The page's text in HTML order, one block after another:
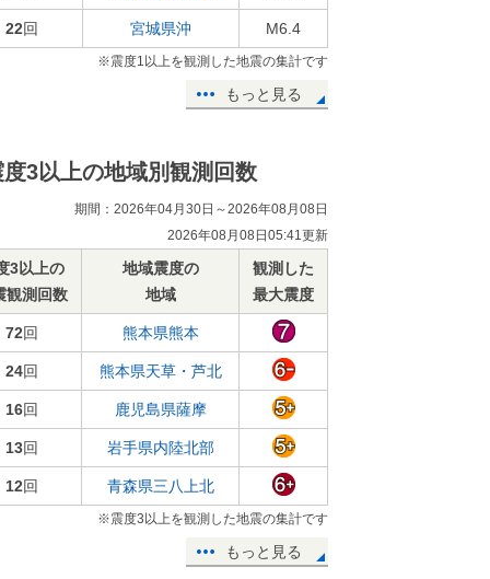
22回 宮城県沖 M6.4
※震度1以上を観測した地震の集計です
もっと見る
度3以上の地域別観測回数
期間：2026年04月30日～2026年08月08日
2026年08月08日05:41更新
3以上の
観測回数
地域震度の
地域
観測した
最大震度
72回 熊本県熊本
24回 熊本県天草・芦北
16回 鹿児島県薩摩
13回 岩手県内陸北部
12回 青森県三八上北
※震度3以上を観測した地震の集計です
もっと見る